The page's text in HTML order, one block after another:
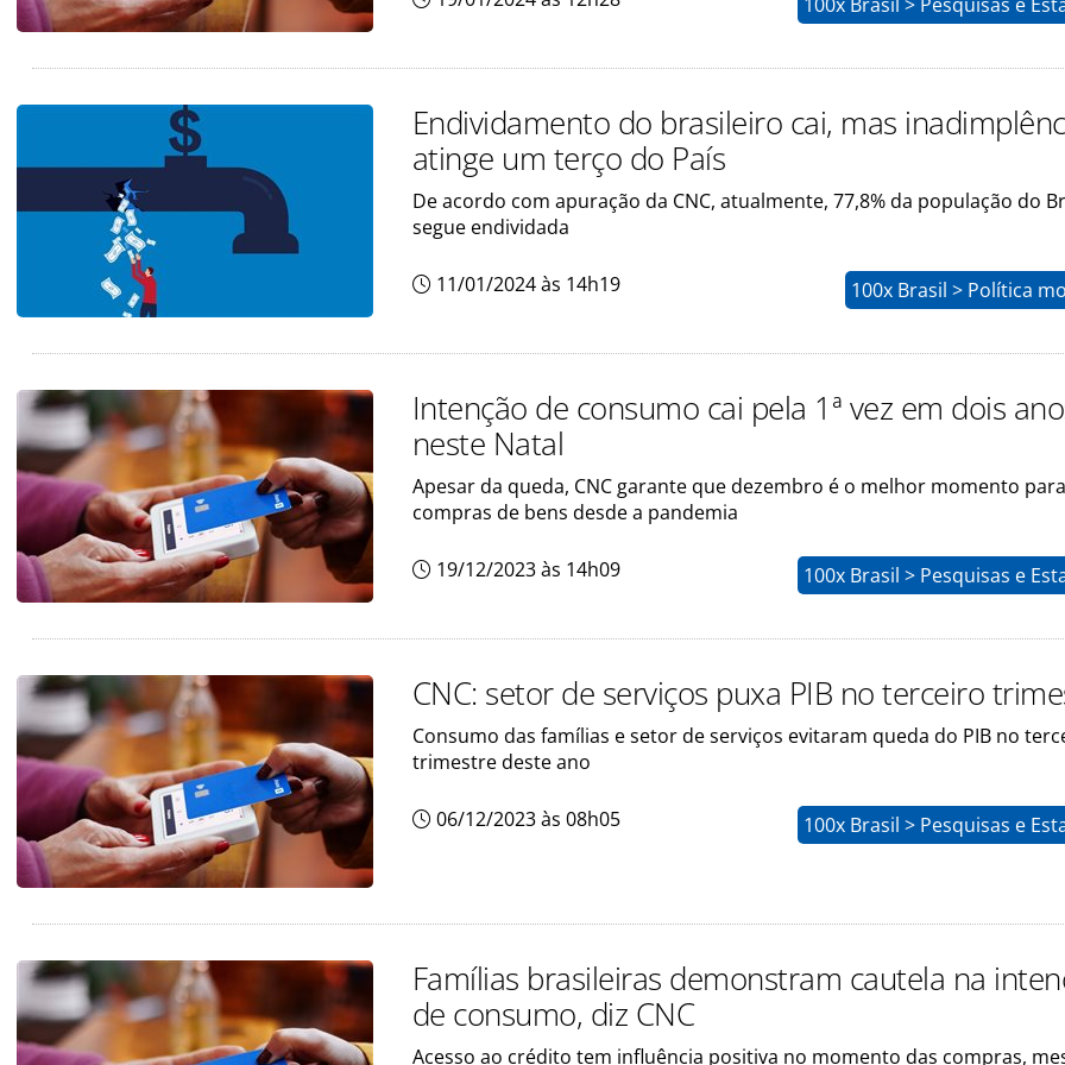
Endividamento do brasileiro cai, mas
atinge um terço do País
De acordo com apuração da CNC, atualmente, 77,8% da população do
segue endividada
11/01/2024 às 14h19 100x Brasil > Política
Intenção de consumo cai pela 1ª vez em dois
neste Natal
Apesar da queda, CNC garante que dezembro é o melhor momento para
compras de bens desde a pandemia
19/12/2023 às 14h09 100x Brasil > Pesquisas e
CNC: setor de serviços puxa PIB no terceiro
Consumo das famílias e setor de serviços evitaram queda do PIB no
trimestre deste ano
06/12/2023 às 08h05 100x Brasil > Pesquisas e
Famílias brasileiras demonstram cautela na
de consumo, diz CNC
Acesso ao crédito tem influência positiva no momento das compras,